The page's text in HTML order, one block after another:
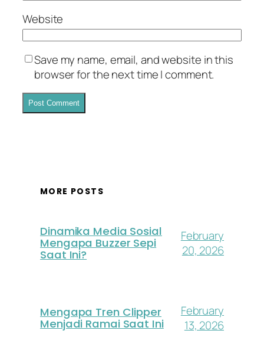
Website
Save my name, email, and website in this
browser for the next time I comment.
MORE POSTS
Dinamika Media Sosial
Mengapa Buzzer Sepi
Saat Ini?
February
20, 2026
Mengapa Tren Clipper
Menjadi Ramai Saat Ini
February
13, 2026